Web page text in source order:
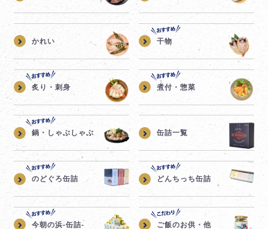
かれい 干物
炙り・刺身 煮付・惣菜
鍋・しゃぶしゃぶ 缶詰一覧
のどぐろ缶詰 どんちっち缶詰
今朝の浜-缶詰- ご飯のお供・他